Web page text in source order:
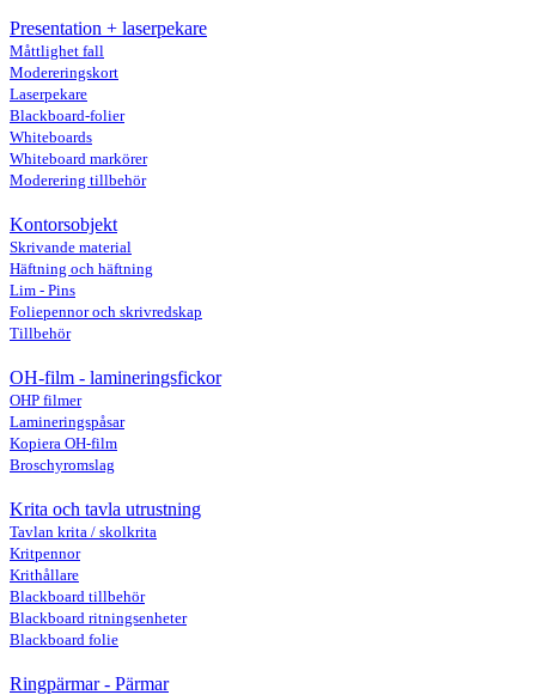
Presentation + laserpekare
Måttlighet fall
Modereringskort
Laserpekare
Blackboard-folier
Whiteboards
Whiteboard markörer
Moderering tillbehör
Kontorsobjekt
Skrivande material
Häftning och häftning
Lim - Pins
Foliepennor och skrivredskap
Tillbehör
OH-film - lamineringsfickor
OHP filmer
Lamineringspåsar
Kopiera OH-film
Broschyromslag
Krita och tavla utrustning
Tavlan krita / skolkrita
Kritpennor
Krithållare
Blackboard tillbehör
Blackboard ritningsenheter
Blackboard folie
Ringpärmar - Pärmar